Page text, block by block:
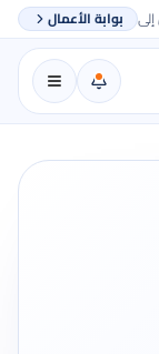
بوابة الأعمال